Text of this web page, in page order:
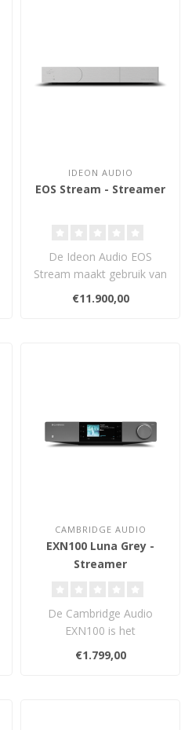
IDEON AUDIO
EOS Stream - Streamer
De Ideon Audio EOS
Stream maakt gebruik van
trickle-down-
technologieën en R&D d..
€11.900,00
CAMBRIDGE AUDIO
EXN100 Luna Grey -
Streamer
De Cambridge Audio
EXN100 is het
streaminghart van de EX-
serie: Roon Ready, HDMI..
€1.799,00